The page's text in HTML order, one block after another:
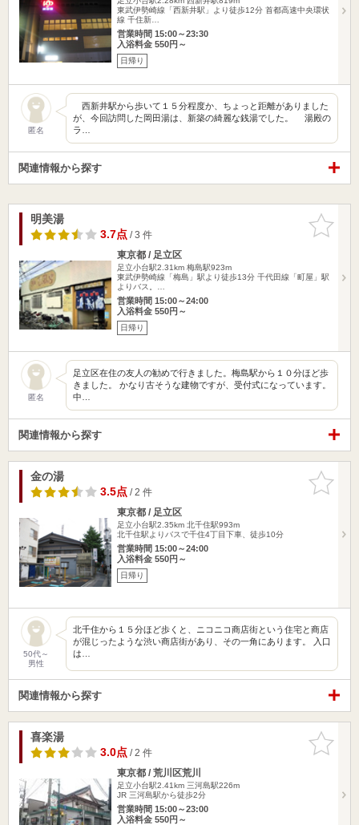
東武伊勢崎線「西新井駅」より徒歩12分 首都高速中央環状
線 千住新…
営業時間 15:00～23:30
入浴料金 550円～
日帰り
匿名
西新井駅から歩いて１５分程度か、ちょっと距離がありました
が、今回訪問した岡田湯は、新築の綺麗な銭湯でした。 湯殿の
ラ…
関連情報から探す
お気に入
りに追加
明美湯
3.7点/ 3 件
東京都 / 足立区
足立小台駅2.31km 梅島駅923m
東武伊勢崎線「梅島」駅より徒歩13分 千代田線「町屋」駅
よりバス。…
営業時間 15:00～24:00
入浴料金 550円～
日帰り
匿名
足立区在住の友人の勧めで行きました。梅島駅から１０分ほど歩
きました。 かなり古そうな建物ですが、受付式になっています。
中…
関連情報から探す
お気に入
りに追加
金の湯
3.5点/ 2 件
東京都 / 足立区
足立小台駅2.35km 北千住駅993m
北千住駅よりバスで千住4丁目下車、徒歩10分
営業時間 15:00～24:00
入浴料金 550円～
日帰り
50代～
男性
北千住から１５分ほど歩くと、ニコニコ商店街という住宅と商店
が混じったような渋い商店街があり、その一角にあります。 入口
は…
関連情報から探す
お気に入
りに追加
喜楽湯
3.0点/ 2 件
東京都 / 荒川区荒川
足立小台駅2.41km 三河島駅226m
JR 三河島駅から徒歩2分
営業時間 15:00～23:00
入浴料金 550円～